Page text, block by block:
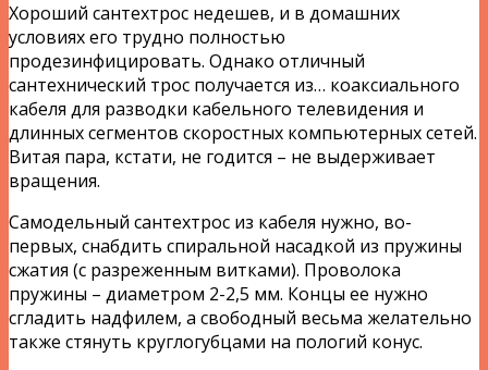
Хороший сантехтрос недешев, и в домашних
условиях его трудно полностью
продезинфицировать. Однако отличный
сантехнический трос получается из… коаксиального
кабеля для разводки кабельного телевидения и
длинных сегментов скоростных компьютерных сетей.
Витая пара, кстати, не годится – не выдерживает
вращения.
Самодельный сантехтрос из кабеля нужно, во-
первых, снабдить спиральной насадкой из пружины
сжатия (с разреженным витками). Проволока
пружины – диаметром 2-2,5 мм. Концы ее нужно
сгладить надфилем, а свободный весьма желательно
также стянуть круглогубцами на пологий конус.